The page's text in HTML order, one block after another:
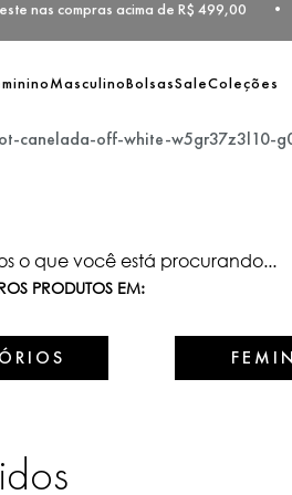
nas compras acima de R$
MasculinoBolsasSaleColeções
canelada-off-white-w5gr37z3l10-
o que você está procurando...
PRODUTOS EM: